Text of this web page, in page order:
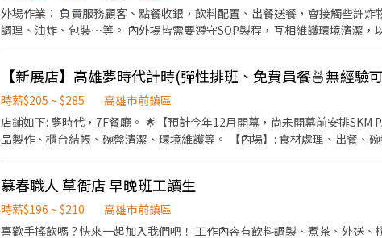
外場作業： 負責服務顧客、點餐收銀，飲料配置、出餐送餐，會接觸些許炸物製作。 內場作業： 負責漢堡、油炸
調理、油炸、包裝⋯等。 內外場皆需要遵守SOP製程，互相維護環境清潔，以及完成值班主管交辦之工作事項 歡迎有相關工作經
【新展店】高雄夢時代計時(彈性排班、免費員餐🍜無經驗
時薪$205 ~ $285
高雄市前鎮區
店鋪如下: 夢時代，7F餐廳。 🌟【預計今年12月開幕，尚未開幕前安排SKM PARK店現場實習。】
品製作、櫃台結帳、碗盤清潔、環境維護等。 【內場】: 食材處理、出餐、
班:12:00-20:00(可面議，現場討論) 晚班:18:00-22:00(可面議，現場討論)
班4~8H，時間彈性可面議! 🔸週給班，時間彈性好安排! 📍《福利制度》：
2.免費員餐、不定期店鋪聚會、在職員工用餐6折、員工與親友同行7折。 3.
慕春職人 草衙店 早晚班工讀生
時薪$196 ~ $210
高雄市前鎮區
喜歡手搖飲嗎？快來一起加入我們吧！ 工作內容有飲料調製、煮茶、外送、櫃檯收銀。 備